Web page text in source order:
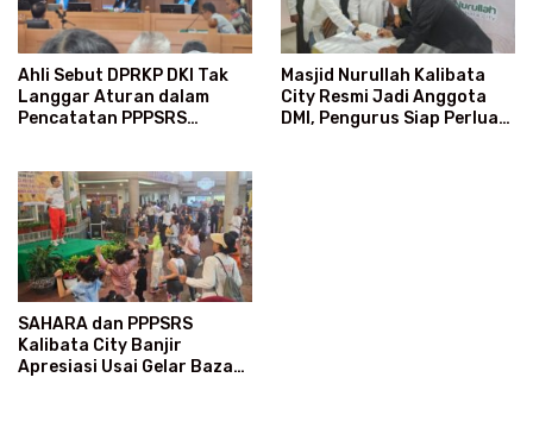
Ahli Sebut DPRKP DKI Tak
Langgar Aturan dalam
Pencatatan PPPSRS
Masjid Nurullah Kalibata
City Resmi Jadi Anggota
DMI, Pengurus Siap Perluas
SAHARA dan PPPSRS
Kalibata City Banjir
Apresiasi Usai Gelar Bazaar